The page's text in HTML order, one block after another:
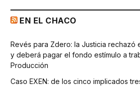
EN EL CHACO
Revés para Zdero: la Justicia rechazó
y deberá pagar el fondo estímulo a
Producción
Caso EXEN: de los cinco implicados